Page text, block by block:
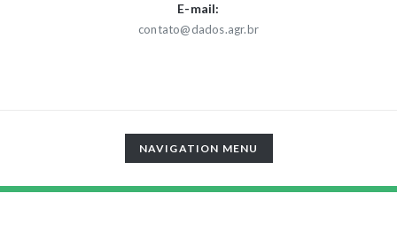
E-mail:
contato@dados.agr.br
TOGGLE
NAVIGATION
NAVIGATION MENU